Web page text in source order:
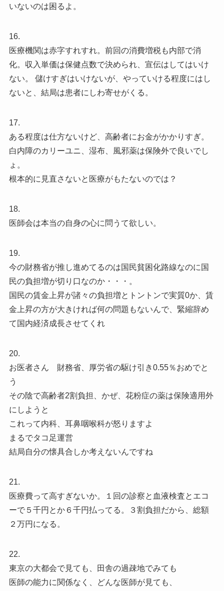
いないのは困るよ。
16.
医療機関は赤字すれすれ。前回の消費増税も内部で消
化。収入単価は保健点数で決められ、宣伝はしてはいけ
ない。 儲けすぎはいけないが、やっていける程度にはし
ないと、結局は患者にしわ寄せがくる。
17.
ある程度は仕方ないけど、高齢者にお金がかかりすぎ。
白内障のカリーユニ、湿布、風邪薬は保険外で良いでし
ょ。
根本的に見直さないと医療がもたないのでは？
18.
医師会は本当の自身の心に問うて欲しい。
19.
今の財務省が推し進めてるのは国民貧困化路線なのに国
民の負担増が切り口なのか・・・。
国民の賃金上昇が諸々の負担増とトントンで実質0か、賃
金上昇の方が大きければ何の問題もないんで、緊縮辞め
て国内経済成長させてくれ
20.
お医者さん 財務省、厚労省の駆け引き0.55％おめでと
う
その陰で高齢者2割負担、かぜ、花粉症の薬は保険適用外
にしようと
これって内科、耳鼻咽喉科が怒りますよ
まるでタコ足運営
結局自分の懐具合しか考えないんですね
21.
医療費って高すぎないか。１回の診察と血液検査とエコ
ーで５千円とか６千円払ってる。３割負担だから、総額
２万円になる。
22.
東京の大都会で見ても、田舎の過疎地でみても
医師の能力に関係なく、どんな医師が見ても、